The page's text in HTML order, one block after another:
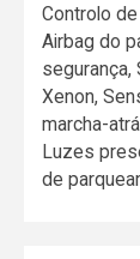
Controlo
Airbag do
segurança,
Xenon,
marcha-
Luzes
de